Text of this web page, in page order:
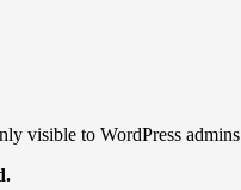
visible to WordPress admins